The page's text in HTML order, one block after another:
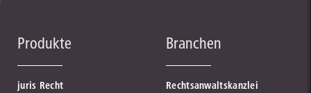
Produkte
juris Recht
Branchen
Rechtsanwaltskanzlei